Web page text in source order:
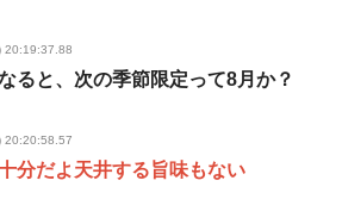
20:19:37.88
ると、次の季節限定って8月か？
20:20:58.57
分だよ天井する旨味もない